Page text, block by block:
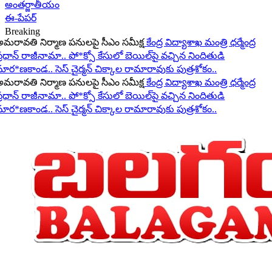
అంతర్జాతీయం
ఈ-పేపర్
Breaking
నిర్మాణ పనులపై సీఎం సమీక్ష కేంద్ర విద్యాశాఖ మంత్రి ధర్మేంద్ర
రాజీనామా.. పో*క్సో కేసులో బెయిల్‌పై వచ్చిన నిందితుడి
సెస్ చైర్మన్ చిక్కాల రామారావుకు పుత్రశోకం..
నిర్మాణ పనులపై సీఎం సమీక్ష కేంద్ర విద్యాశాఖ మంత్రి ధర్మేంద్ర
రాజీనామా.. పో*క్సో కేసులో బెయిల్‌పై వచ్చిన నిందితుడి
సెస్ చైర్మన్ చిక్కాల రామారావుకు పుత్రశోకం..